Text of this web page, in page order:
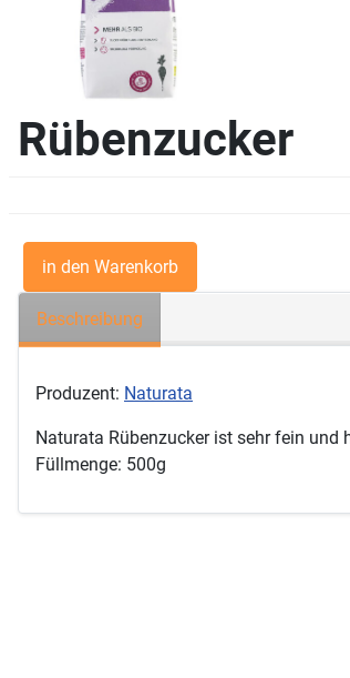
Rübenzucker
Beschreibung
Produzent: Naturata
Naturata Rübenzucker ist sehr fein und
Füllmenge: 500g